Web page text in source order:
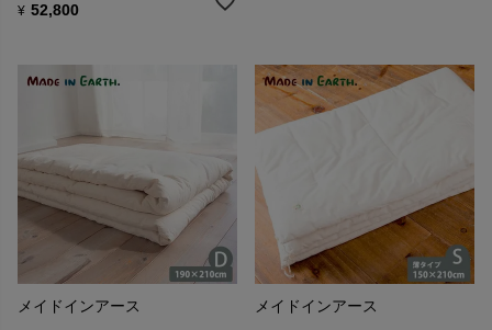
¥ 52,800
メイドインアース
メイドインアース